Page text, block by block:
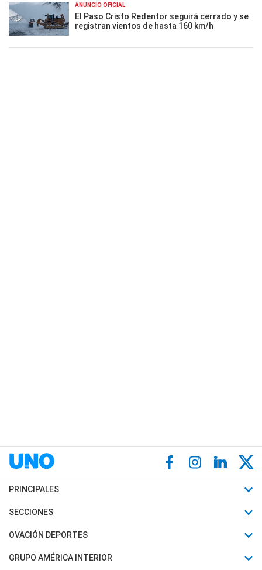
ANUNCIO OFICIAL
El Paso Cristo Redentor seguirá cerrado y se
registran vientos de hasta 160 km/h
PRINCIPALES
Últimas Noticias
Política
SECCIONES
Horóscopo
Motores
OVACIÓN DEPORTES
Fútbol
GRUPO AMÉRICA INTERIOR